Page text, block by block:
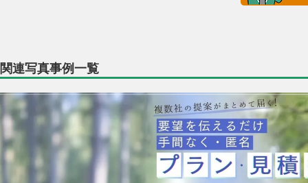
関連写真事例一覧